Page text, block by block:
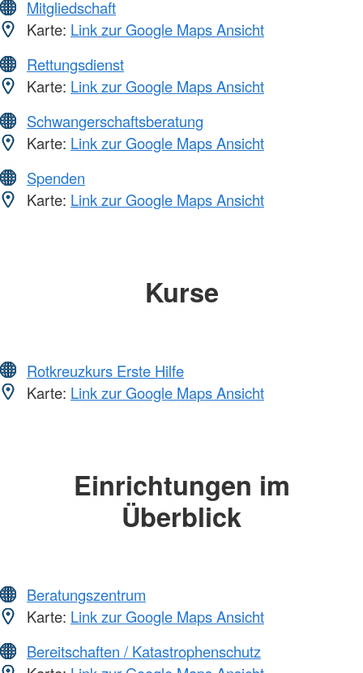
Mitgliedschaft
Karte: Link zur Google Maps Ansicht
Rettungsdienst
Karte: Link zur Google Maps Ansicht
Schwangerschaftsberatung
Karte: Link zur Google Maps Ansicht
Spenden
Karte: Link zur Google Maps Ansicht
Kurse
Rotkreuzkurs Erste Hilfe
Karte: Link zur Google Maps Ansicht
Einrichtungen im
Überblick
Beratungszentrum
Karte: Link zur Google Maps Ansicht
Bereitschaften / Katastrophenschutz